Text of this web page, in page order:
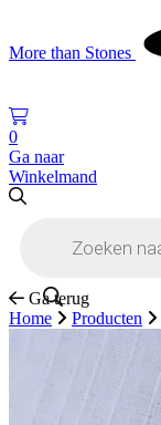
More than Stones
0
Ga naar
Winkelmand
Ga terug
Home
Producten